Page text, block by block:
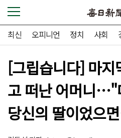
최신 오피니언 정치 사회
[그립습니다] 마
고 떠난 어머니…"
당신의 딸이었으